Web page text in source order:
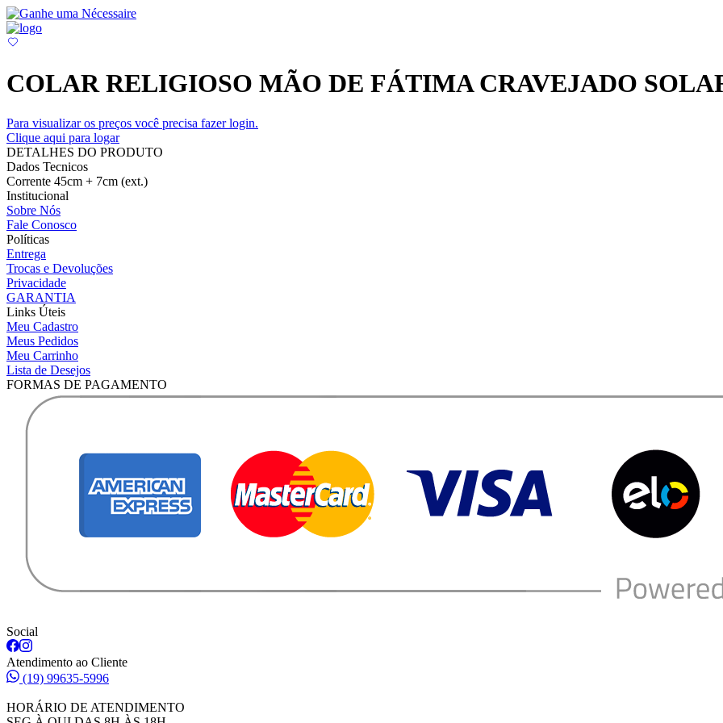
COLAR RELIGIOSO MÃO DE FÁTIMA CRAVEJADO
Para visualizar os preços você precisa fazer login.
Clique aqui para logar
DETALHES DO PRODUTO
Dados Tecnicos
Corrente 45cm + 7cm (ext.)
Institucional
Sobre Nós
Fale Conosco
Políticas
Entrega
Trocas e Devoluções
Privacidade
GARANTIA
Links Úteis
Meu Cadastro
Meus Pedidos
Meu Carrinho
Lista de Desejos
FORMAS DE PAGAMENTO
Social
Atendimento ao Cliente
(19) 99635-5996
HORÁRIO DE ATENDIMENTO